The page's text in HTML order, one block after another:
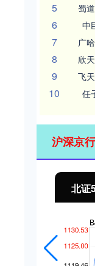
5 蜀
6 中
7 广
8 欣
9 飞
10 任
沪深京
北证